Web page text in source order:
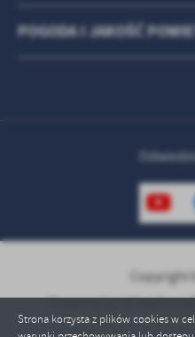
Strona korzysta z plików cookies w
POGODA I JAKOŚĆ
Powered by